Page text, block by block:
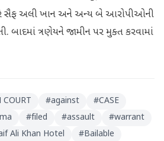
સૈફ અલી ખાન અને અન્ય બે આરોપીઓની
બાદમાં ત્રણેયને જામીન પર મુક્ત કરવામાં
COURT #against #CASE
#filed #assault #warrant
Ali Khan Hotel #Bailable